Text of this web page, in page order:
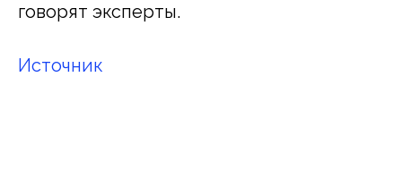
говорят эксперты.
Источник